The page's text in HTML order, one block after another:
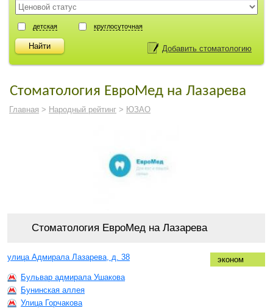
детская круглосуточная
Добавить стоматологию
Стоматология ЕвроМед на Лазарева
Главная > Народный рейтинг > ЮЗАО
Стоматология ЕвроМед на Лазарева
эконом
улица Адмирала Лазарева, д. 38
Бульвар адмирала Ушакова
Бунинская аллея
Улица Горчакова